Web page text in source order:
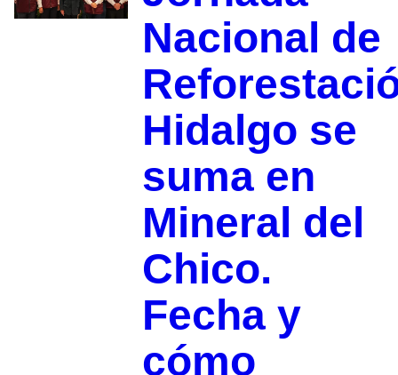
Nacional de
Hidalgo se
suma en
Mineral del
Chico.
Fecha y
cómo